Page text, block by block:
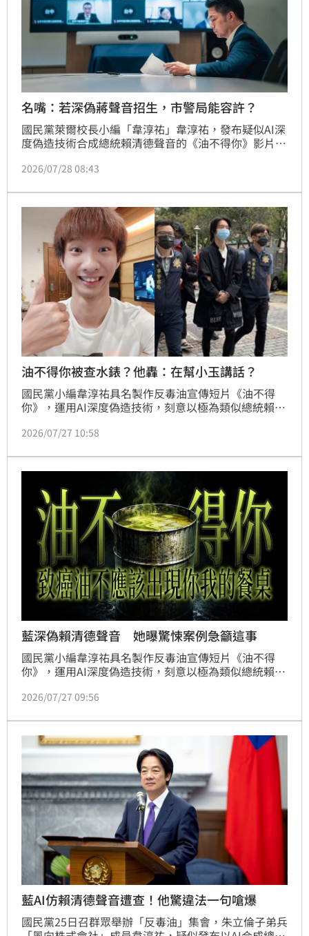
名嘴：若深偽蔣聲音招生，市警局能容許？
國民黨萊爾校長小編「韋淳祐」韋淳祐，發布疑似AI深
度偽造技術合成總統賴清德聲音的《油不得你》影片，
當然有法律問題，但是刑警上門的大動作背後動機、目
要說明到底是誰下令，查水表依據是什麼？政治評論員
吳靜怡反問，蔣萬安，你居然能接受AI深偽造假總統的
聲音，請問台北市警局能容許大家用蔣萬安聲音嗎？
2026/07/28 08:43
油不得你被查水錶？他轟：在幫小玉講話？
國民黨小編韋淳祐具名製作反毒油宣傳短片《油不得
你》，運用AI深度偽造技術，刻意以極為類似總統賴清
查。國民黨立委徐巧芯稱，這個政府不想讓大家知道事
天地」說，現在在幫國民黨那群深偽賴清德聲音的傢伙
講話的人，就可以視為他們就是在幫這位小玉講話。
2026/07/27 10:58
藍深偽賴清德聲音 她曝驚悚案例急籲這事
國民黨小編韋淳祐具名製作反毒油宣傳短片《油不得
你》，運用AI深度偽造技術，刻意以極為類似總統賴清
查。國民黨立委徐巧芯稱，這個政府不想讓大家知道事
呼，徐巧芯怎麼可能支持聲偽的詐騙手段？只要三秒就
能複製你的聲音！
2026/07/27 09:56
藍AI仿賴清德聲音遭查！他驚違法一句嗆爆
國民黨25日召群眾舉辦「反毒油」集會，朱立倫子弟兵